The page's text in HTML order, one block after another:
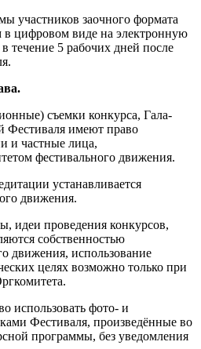
участников заочного формата
в цифровом виде на электронную
течение 5 рабочих дней после
съемки конкурса, Гала-
Фестиваля имеют право
и частные лица,
фестивального движения.
устанавливается
движения.
идеи проведения конкурсов,
собственностью
движения, использование
целях возможно только при
использовать фото- и
Фестиваля, произведённые во
программы, без уведомления